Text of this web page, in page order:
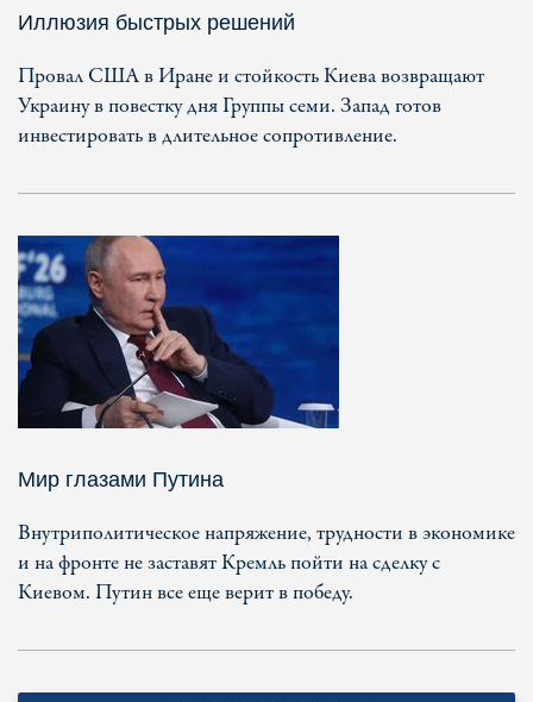
Иллюзия быстрых решений
Провал США в Иране и стойкость Киева возвращают
Украину в повестку дня Группы семи. Запад готов
инвестировать в длительное сопротивление.
Мир глазами Путина
Внутриполитическое напряжение, трудности в экономике
и на фронте не заставят Кремль пойти на сделку с
Киевом. Путин все еще верит в победу.